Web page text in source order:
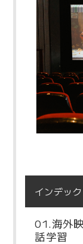
インデッ
01.海外
話学習